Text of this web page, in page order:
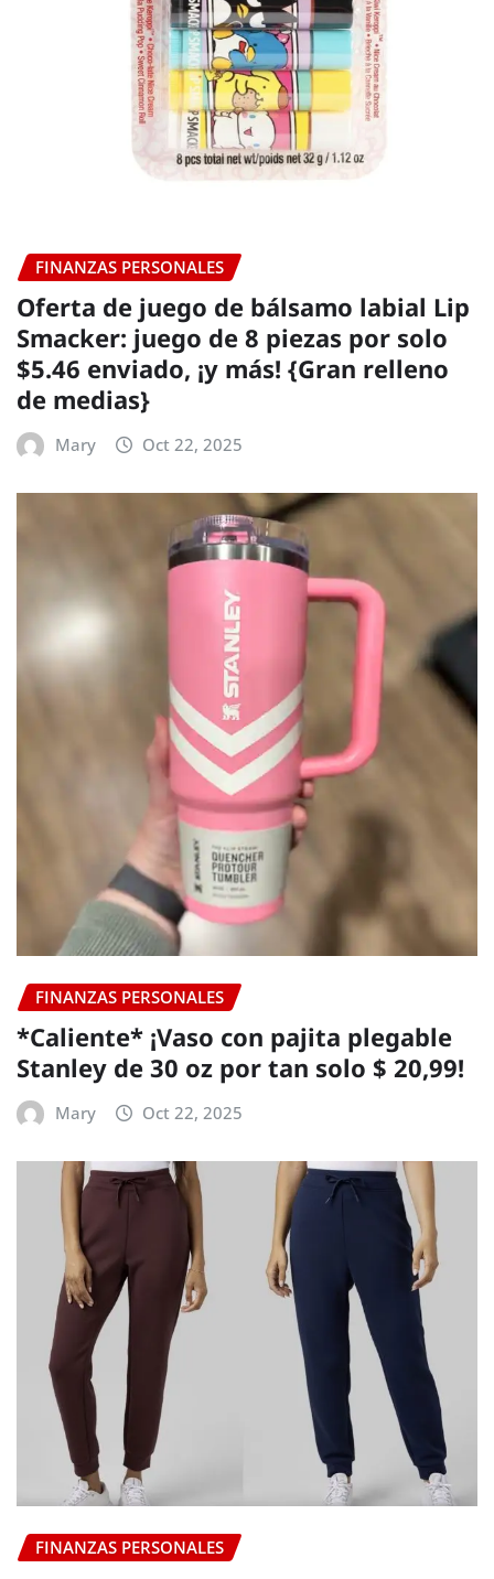
FINANZAS PERSONALES
Oferta de juego de bálsamo labial Lip
Smacker: juego de 8 piezas por solo
$5.46 enviado, ¡y más! {Gran relleno
de medias}
Mary Oct 22, 2025
FINANZAS PERSONALES
*Caliente* ¡Vaso con pajita plegable
Stanley de 30 oz por tan solo $ 20,99!
Mary Oct 22, 2025
FINANZAS PERSONALES